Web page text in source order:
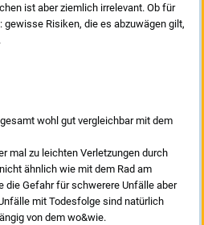
ist aber ziemlich irrelevant. Ob für
gewisse Risiken, die es abzuwägen gilt,
wohl gut vergleichbar mit dem
mal zu leichten Verletzungen durch
ähnlich wie mit dem Rad am
die Gefahr für schwerere Unfälle aber
mit Todesfolge sind natürlich
von dem wo&wie.